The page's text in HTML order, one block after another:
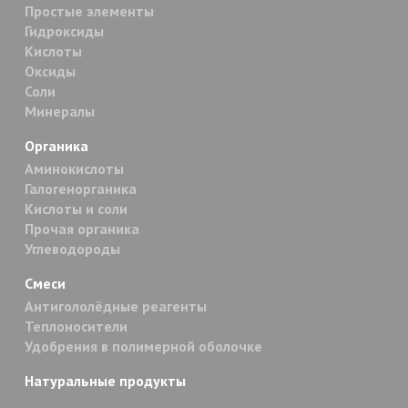
Простые элементы
Гидроксиды
Кислоты
Оксиды
Соли
Минералы
Органика
Аминокислоты
Галогенорганика
Кислоты и соли
Прочая органика
Углеводороды
Смеси
Антигололёдные реагенты
Теплоносители
Удобрения в полимерной оболочке
Натуральные продукты